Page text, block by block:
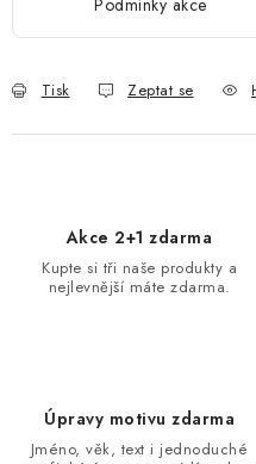
Tisk Zeptat se
Akce 2+1 zdarma
Kupte si tři naše produkty a
nejlevnější máte zdarma.
Úpravy motivu zdarma
Jméno, věk, text i jednoduché